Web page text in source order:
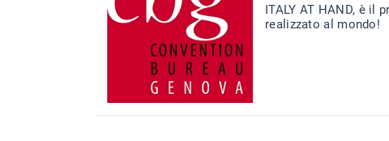
ITALY AT HAND, è
realizzato al mondo!